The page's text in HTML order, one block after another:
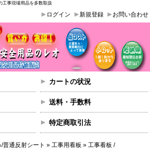
工事現場用品を多数取扱
お問い合わせ
新規登録
ログイン
カートの状況
送料・手数料
特定商取引法
普通反射シート » 工事用看板 » 工事看板 /